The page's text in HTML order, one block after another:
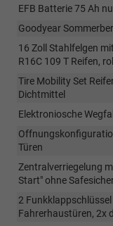
EFB Batterie 75 Ah
Goodyear
16 Zoll Stahlfelgen
R16C 109 T Reifen,
Tire Mobility Set
Dichtmittel
Elektroniosche
Türen
Zentralverriegelung
Start" ohne
2
Fahrerhaustüren, 2x